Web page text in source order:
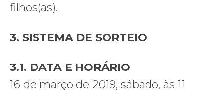
filhos(as).
3. SISTEMA DE SORTEIO
3.1. DATA E HORÁRIO
16 de março de 2019, sábado, às 11